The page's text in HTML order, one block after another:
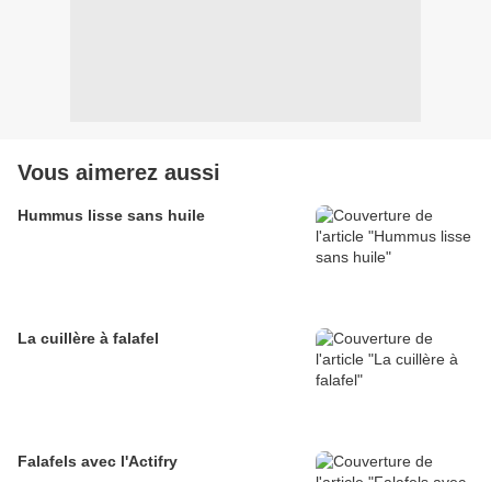
Vous aimerez aussi
Hummus lisse sans huile
La cuillère à falafel
Falafels avec l'Actifry